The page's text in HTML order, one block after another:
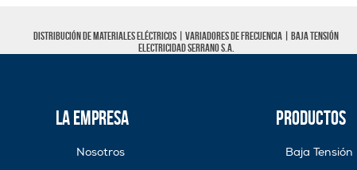
Distribución de materiales eléctricos | Variadores de frecuencia | Baja tensión
Electricidad Serrano S.A.
La Empresa
Nosotros
Productos
Baja Tensión